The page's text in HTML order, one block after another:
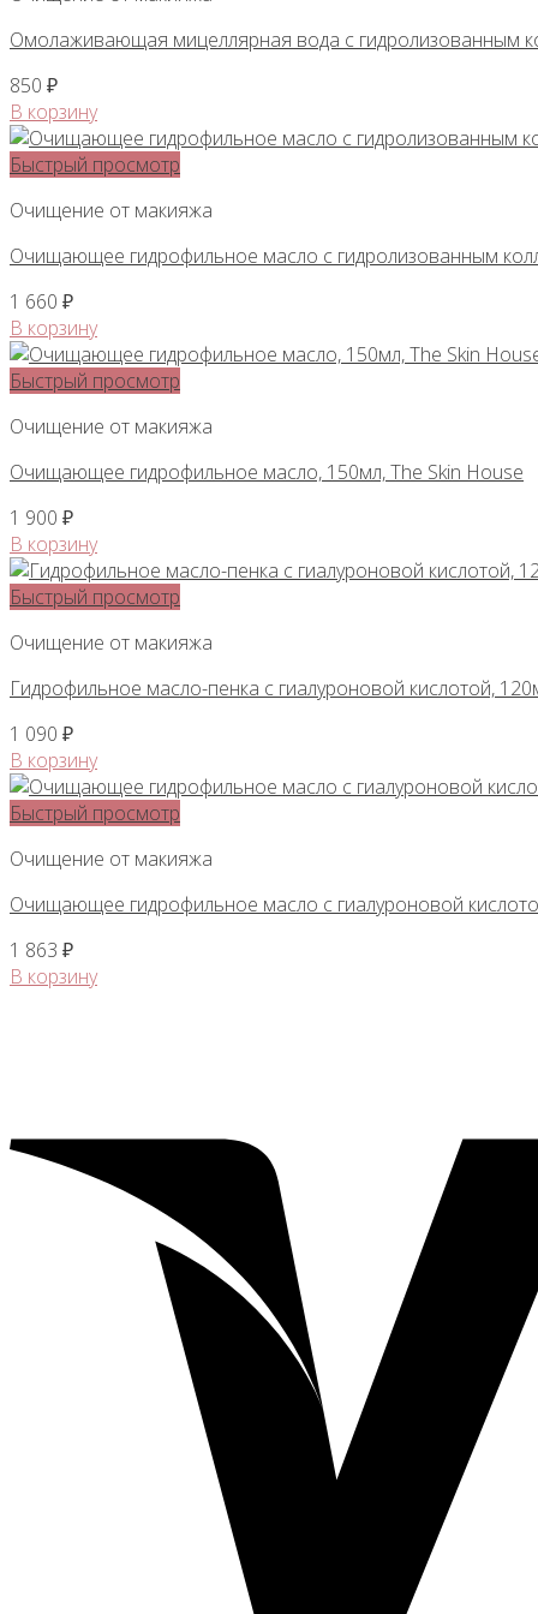
Омолаживающая мицеллярная вода с гидролизованным
850 ₽
В корзину
Быстрый просмотр
Очищение от макияжа
Очищающее гидрофильное масло с гидролизованным
1 660 ₽
В корзину
Быстрый просмотр
Очищение от макияжа
Очищающее гидрофильное масло, 150мл, The Skin House
1 900 ₽
В корзину
Быстрый просмотр
Очищение от макияжа
Гидрофильное масло-пенка с гиалуроновой кислотой,
1 090 ₽
В корзину
Быстрый просмотр
Очищение от макияжа
Очищающее гидрофильное масло с гиалуроновой
1 863 ₽
В корзину